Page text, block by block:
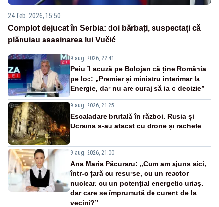
24 feb. 2026, 15:50
Complot dejucat în Serbia: doi bărbați, suspectați că
plănuiau asasinarea lui Vučić
9 aug. 2026, 22:41
Peiu îl acuză pe Bolojan că ține România
pe loc: „Premier și ministru interimar la
Energie, dar nu are curaj să ia o decizie”
9 aug. 2026, 21:25
Escaladare brutală în război. Rusia și
Ucraina s-au atacat cu drone și rachete
9 aug. 2026, 21:00
Ana Maria Păcuraru: „Cum am ajuns aici,
într-o țară cu resurse, cu un reactor
nuclear, cu un potențial energetic uriaș,
dar care se împrumută de curent de la
vecini?”